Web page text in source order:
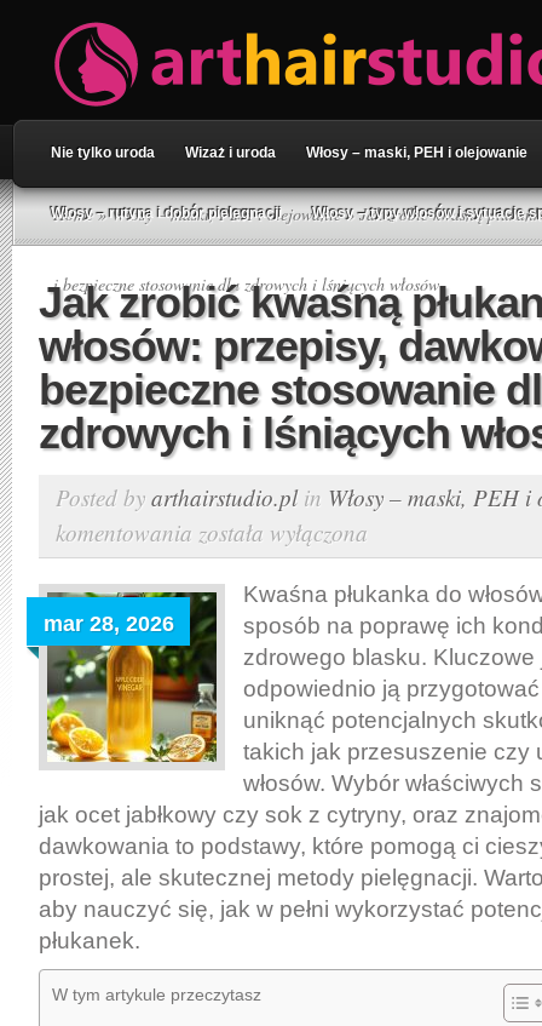
Nie tylko uroda Wizaż i uroda Włosy – maski, PEH i olejowanie
Włosy – rutyna i dobór pielęgnacji Włosy – typy włosów i sytuacje
Home»Włosy – maski, PEH i olejowanie» Jak zrobić kwaśną
i bezpieczne stosowanie dla zdrowych i lśniących włosów
Jak zrobić kwaśną
włosów: przepisy,
bezpieczne stosowanie
zdrowych i lśniących
Posted by arthairstudio.plin Włosy – maski, PEH
komentowania Jak
zrobić
kwaśną
płukankę
do
włosów:
przepisy,
dawkowanie
i
bezpieczne
stosowanie
dla
zdrowych
i
została wyłączona
mar 28, 2026
Kwaśna płukanka do
sposób na poprawę ich
zdrowego blasku.
odpowiednio ją
uniknąć potencjalnych
takich jak przesuszenie czy
włosów. Wybór właściwych
jak ocet jabłkowy czy sok z cytryny, oraz
dawkowania to podstawy, które pomogą ci
prostej, ale skutecznej metody pielęgnacji.
aby nauczyć się, jak w pełni wykorzystać
płukanek.
W tym artykule przeczytasz